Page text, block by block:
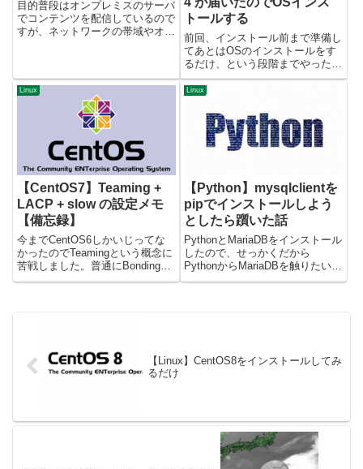
目的普段はオンプレミスのサーバ
でコンテンツを配信しているので
すが、ネットワークの帯域やオン
イベント的な配信をするらしいで
す・・・。インフラ側のこ...
トールする
前回、インストール前まで準備し
てあとはOSのインストールをす
るだけ、という段階までやったの
ですが、今回はその続きとなりま
す。 が、その前に、前回の手順
訂正から。 前回手順の訂正前回
準備した状態でラズパイ4の電
Linux
【CentOS7】Teaming +
LACP + slow の設定メモ
【備忘録】
今までCentOS6しかいじってな
かったのでTeamingという概念に
苦戦しました。普通にBondingで
いいじゃん、って思ったのです
Linux
【Python】mysqlclientを
pipでインストールしよう
としたら躓いた話
PythonとMariaDBをインストール
したので、せっかくだから
PythonからMariaDBを触りたいと
思い。いい感じのパッケージない
【Linux】CentOS8をインストールしてみ
るだけ